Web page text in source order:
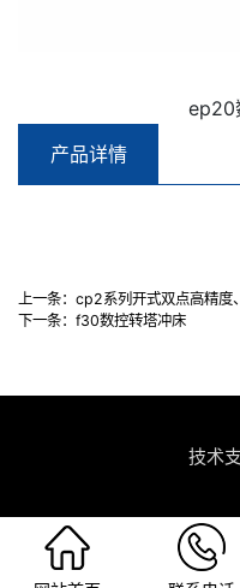
ep20
产品详情
上一条： cp2系列开式双点高精度
下一条： f30数控转塔冲床
技术